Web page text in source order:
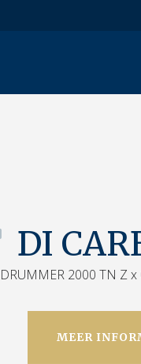
DI
DRUMMER 2000 TN Z
MEER